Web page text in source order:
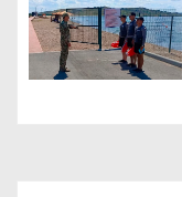
п
о